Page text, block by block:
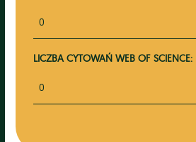
0
LICZBA CYTOWAŃ WEB OF SCIENCE:
0